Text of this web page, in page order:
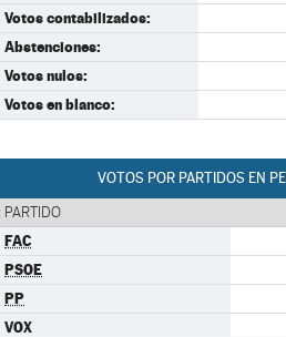
Votos contabilizados:
Abstenciones:
Votos nulos:
Votos en blanco:
VOTOS POR PARTIDOS EN
PARTIDO
FAC
PSOE
PP
VOX